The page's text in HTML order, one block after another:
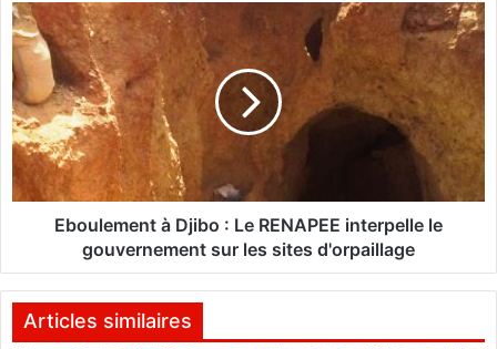
e
n
s
i
o
n
d
e
s
s
E
b
o
u
l
e
m
e
n
D
j
b
Eboulement à Djibo : Le RENAPEE interpelle le
gouvernement sur les sites d'orpaillage
Articles similaires